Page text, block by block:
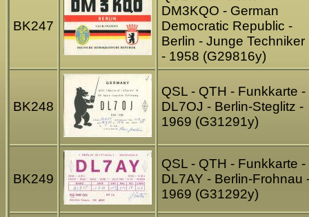
BK247
DM3KQO - German
Democratic Republic -
Berlin - Junge Techniker
- 1958 (G29816y)
BK248
QSL - QTH - Funkkarte -
DL7OJ - Berlin-Steglitz -
1969 (G31291y)
BK249
QSL - QTH - Funkkarte -
DL7AY - Berlin-Frohnau
1969 (G31292y)